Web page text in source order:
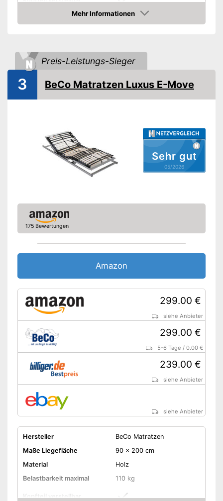
Vorteile
Mehr Komfort durch
verstellbares Kopfteil
Amazon Lieferzeit
siehe Anbieter
Mehr Informationen
Amazon
Preis-Leistungs-Sieger
Sehr gut
05/2026
3 BeCo Matratzen Luxus E-Move
175 Bewertungen
Amazon
299.00 €
siehe Anbieter
299.00 €
5-6 Tage /0.00 €
239.00 €
siehe Anbieter
siehe Anbieter
Hersteller
BeCo Matratzen
Maße Liegefläche
90 x 200 cm
Material
Holz
Belastbarkeit maximal
110 kg
Kopfteil verstellbar